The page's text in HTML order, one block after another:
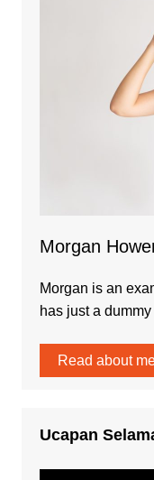
Morgan
Morgan is an
has just a
Read about
Ucapan